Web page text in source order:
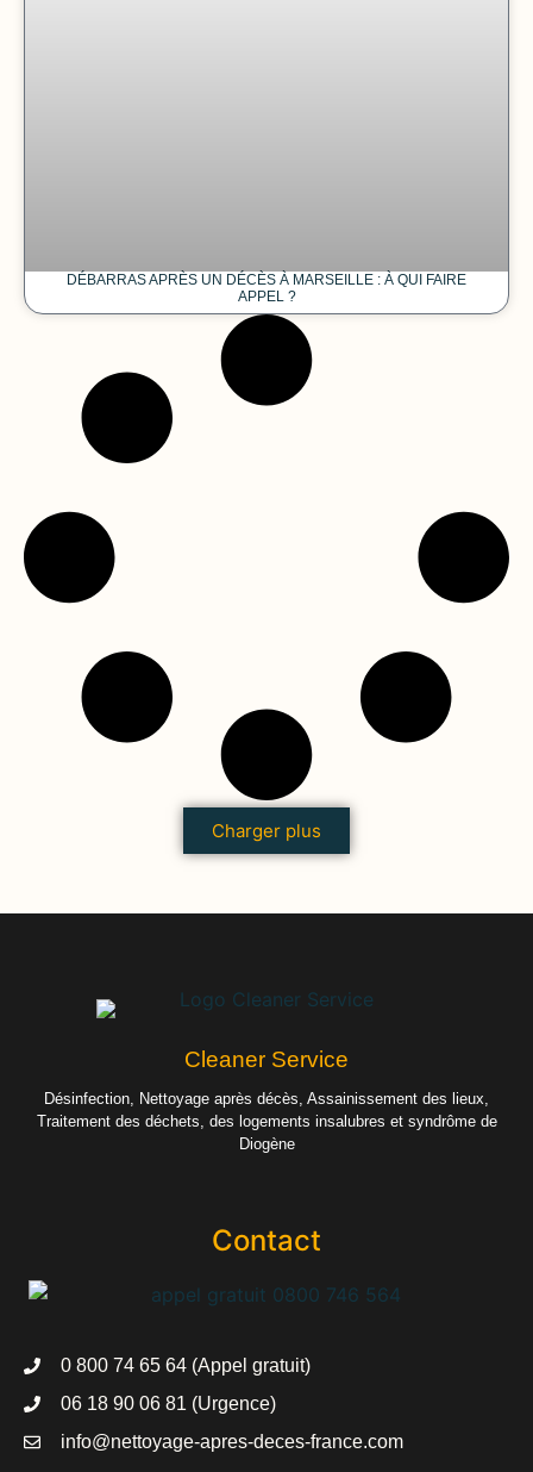
DÉBARRAS APRÈS UN DÉCÈS À MARSEILLE : À QUI FAIRE
APPEL ?
Charger plus
Cleaner Service
Désinfection, Nettoyage après décès, Assainissement des lieux,
Traitement des déchets, des logements insalubres et syndrôme de
Diogène
Contact
0 800 74 65 64 (Appel gratuit)
06 18 90 06 81 (Urgence)
info@nettoyage-apres-deces-france.com